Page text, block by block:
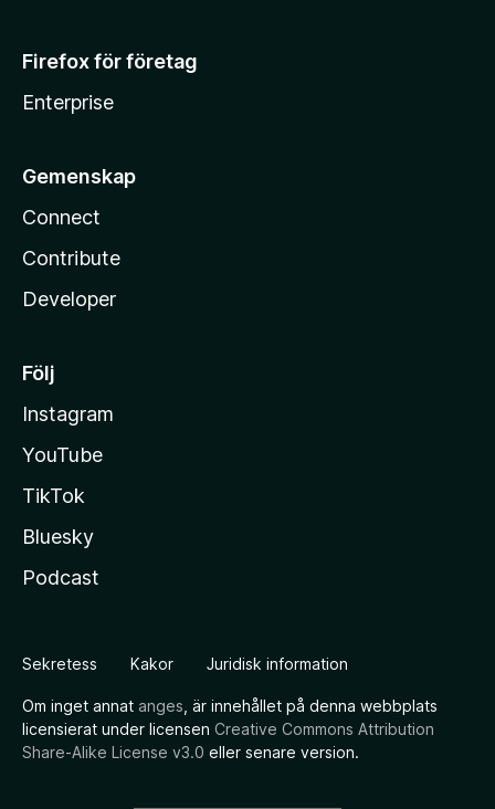
Firefox för företag
Enterprise
Gemenskap
Connect
Contribute
Developer
Följ
Instagram
YouTube
TikTok
Bluesky
Podcast
Sekretess Kakor Juridisk information
Om inget annat anges , är innehållet på denna webbplats
licensierat under licensen Creative Commons Attribution
Share-Alike License v3.0 eller senare version.